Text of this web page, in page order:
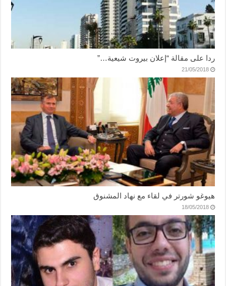
ردا على مقالة “إعلان بيروت شيعية…”
21/05/2018
هيوغو شورتر في لقاء مع نهاد المشنوق
18/05/2018